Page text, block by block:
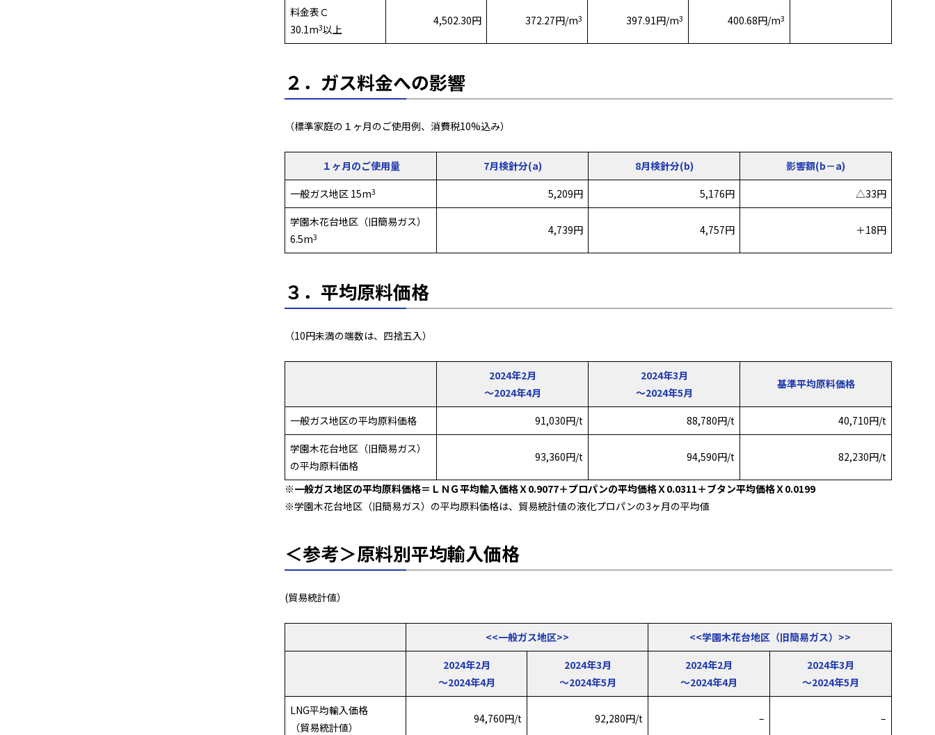
料金表Ｃ
30.1m3以上
4,502.30円 372.27円/m3 397.91円/m3 400.68円/m3
２．ガス料金への影響
（標準家庭の１ヶ月のご使用例、消費税10%込み）
１ヶ月のご使用量 7月検針分(a) 8月検針分(b)
影響額(b－a)
一般ガス地区 15m3 5,209円 5,176円
△33円
学園木花台地区（旧簡易ガス）
6.5m3 4,739円 4,757円 ＋18円
３．平均原料価格
（10円未満の端数は、四捨五入）
2024年2月
～2024年4月
2024年3月
～2024年5月
基準平均原料価格
一般ガス地区の平均原料価格 91,030円/t 88,780円/t
40,710円/t
学園木花台地区（旧簡易ガス）
の平均原料価格
93,360円/t 94,590円/t 82,230円/t
※一般ガス地区の平均原料価格＝ＬＮＧ平均輸入価格Ｘ0.9077＋プロパンの平均価格Ｘ0.0311＋ブタン平均価格Ｘ0.0199
※学園木花台地区（旧簡易ガス）の平均原料価格は、貿易統計値の液化プロパンの3ヶ月の平均値
＜参考＞原料別平均輸入価格
(貿易統計値）
<<一般ガス地区>>
<<学園木花台地区（旧簡易ガス）>>
2024年2月
～2024年4月
2024年3月
～2024年5月
2024年2月
～2024年4月
2024年3月
～2024年5月
LNG平均輸入価格
（貿易統計値）
94,760円/t 92,280円/t – –